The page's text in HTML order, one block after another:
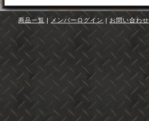
商品一覧 メンバーログイン お問い合わせ